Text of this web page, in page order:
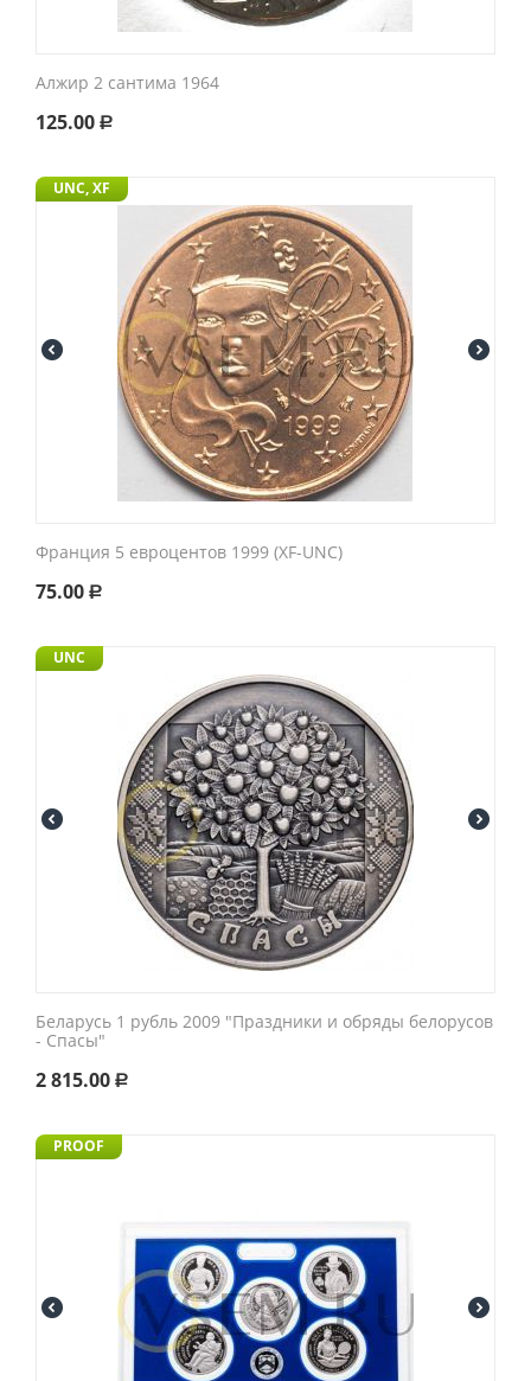
Алжир 2 сантима 1964
125.00 Р
UNC, XF
Франция 5 евроцентов 1999 (XF-UNC)
75.00 Р
UNC
Беларусь 1 рубль 2009 "Праздники и обряды белорусов
- Спасы"
2 815.00 Р
PROOF